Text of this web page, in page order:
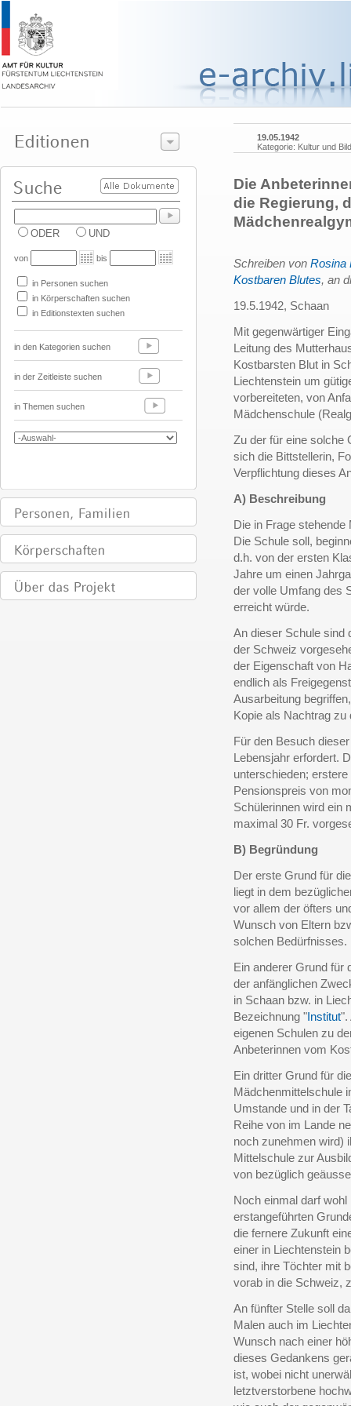
ODER UND
von bis
in Personen suchen
in Körperschaften suchen
in Editionstexten suchen
in den Kategorien suchen
in der Zeitleiste suchen
in Themen suchen
19.05.1942
Kategorie: Kultur und
Die
die Regierung,
Schreiben von Rosina
Kostbaren Blutes, an
19.5.1942, Schaan
Mit gegenwärtiger
Leitung des
Kostbarsten Blut in
Liechtenstein um
vorbereiteten, von
Mädchenschule
Zu der für eine solche
sich die Bittstellerin,
Verpflichtung dieses
A) Beschreibung
Die in Frage
Die Schule soll,
d.h. von der ersten
Jahre um einen
der volle Umfang des
erreicht würde.
An dieser Schule sind
der Schweiz
der Eigenschaft von
endlich als
Ausarbeitung
Kopie als Nachtrag
Für den Besuch
Lebensjahr erfordert.
unterschieden;
Pensionspreis von
Schülerinnen wird ein
maximal 30 Fr.
B) Begründung
Der erste Grund für
liegt in dem
vor allem der öfters
Wunsch von Eltern
solchen Bedürfnisses.
Ein anderer Grund für
der anfänglichen
in Schaan bzw. in
Bezeichnung "Institut".
eigenen Schulen zu
Anbeterinnen vom
Ein dritter Grund für
Mädchenmittelschule
Umstande und in der
Reihe von im Lande
noch zunehmen wird)
Mittelschule zur
von bezüglich
Noch einmal darf
erstangeführten
die fernere Zukunft
einer in Liechtenstein
sind, ihre Töchter mit
vorab in die Schweiz,
An fünfter Stelle soll
Malen auch im
Wunsch nach einer
dieses Gedankens
ist, wobei nicht
letztverstorbene